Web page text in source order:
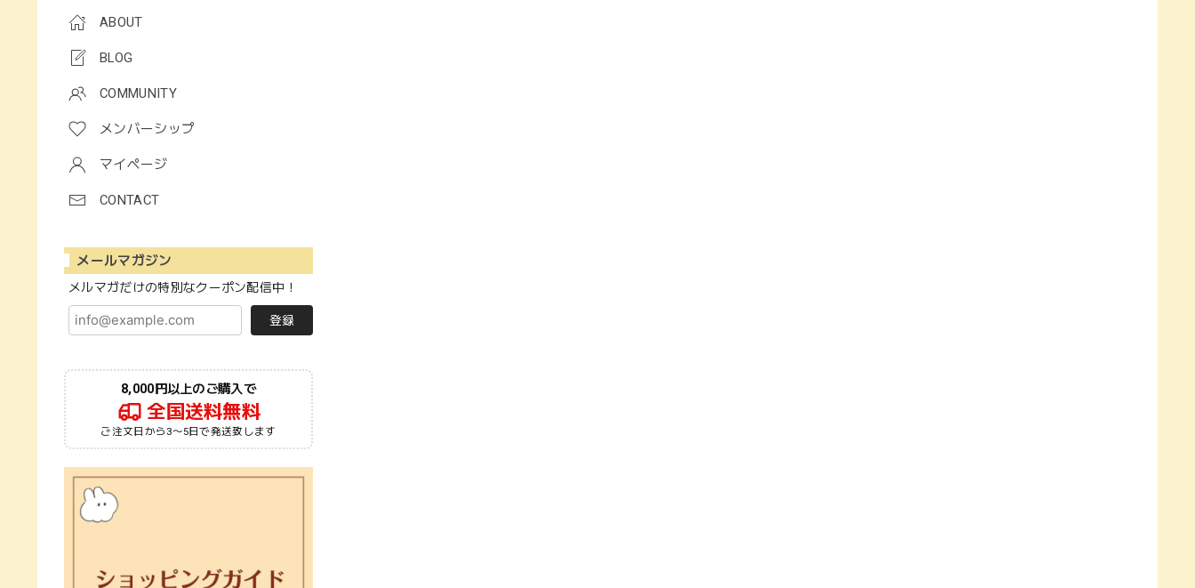
ABOUT
BLOG
COMMUNITY
メンバーシップ
マイページ
CONTACT
メールマガジン
メルマガだけの特別なクーポン配信中！
登録
8,000円以上のご購入で
全国送料無料
ご注文日から3〜5日で発送致します